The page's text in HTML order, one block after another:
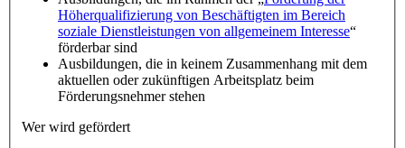
Höherqualifizierung von Beschäftigten im Bereich
soziale Dienstleistungen von allgemeinem Interesse“
förderbar sind
Ausbildungen, die in keinem Zusammenhang mit dem
aktuellen oder zukünftigen Arbeitsplatz beim
Förderungsnehmer stehen
Wer wird gefördert